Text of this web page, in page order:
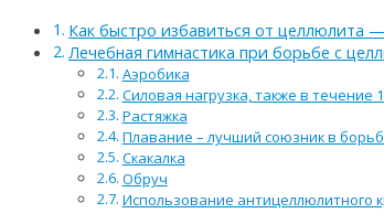
Как быстро избавиться от целлюлита
Лечебная гимнастика при борьбе с
Аэробика
Силовая нагрузка, также в течение
Растяжка
Плавание – лучший союзник в
Скакалка
Обруч
Использование антицеллюлитного